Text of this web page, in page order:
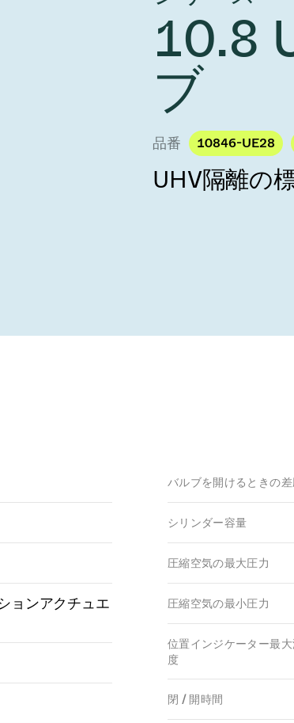
来を実現しま
year 2026 Results
Ad hoc announcement
LR
ルブ
ブ
印刷
ン
10.8
ブ
品番 10846-UE28
UHV隔離の
ョンアクチュエ
バルブを開けるときの
シリンダー容量
圧縮空気の最大圧力
圧縮空気の最小圧力
位置インジケーター最大
度
閉 / 開時間